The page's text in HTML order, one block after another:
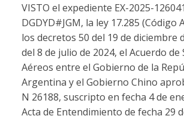
VISTO el expediente EX-2025-
DGDYD#JGM, la ley 17.285 (Código
los decretos 50 del 19 de diciembre
del 8 de julio de 2024, el Acuerdo de
Aéreos entre el Gobierno de la
Argentina y el Gobierno Chino
N 26188, suscripto en fecha 4 de
Acta de Entendimiento de fecha 29